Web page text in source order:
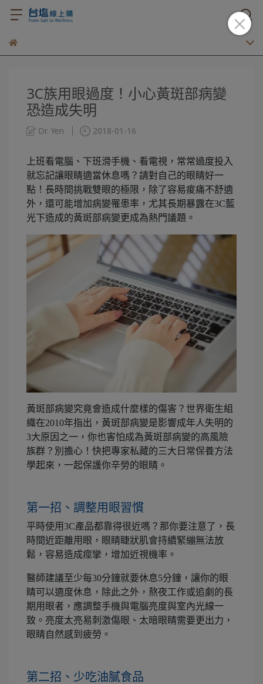
3C族用眼過度！小心黃斑部病變
恐造成失明
Dr. Yen 2018-01-16
上班看電腦、下班滑手機、看電視，常常過度投入
就忘記讓眼睛適當休息嗎？請對自己的眼睛好一
點！長時間挑戰雙眼的極限，除了容易痠痛不舒適
外，還可能增加病變罹患率，尤其長期暴露在3C藍
光下造成的黃斑部病變更成為熱門議題。
黃斑部病變究竟會造成什麼樣的傷害？世界衛生組
織在2010年指出，黃斑部病變是影響成年人失明的
3大原因之一，你也害怕成為黃斑部病變的高風險
族群？別擔心！快把專家私藏的三大日常保養方法
學起來，一起保護你辛勞的眼睛。
第一招、調整用眼習慣
平時使用3C產品都靠得很近嗎？那你要注意了，長
時間近距離用眼，眼睛睫狀肌會持續緊繃無法放
鬆，容易造成痙攣，增加近視機率。
醫師建議至少每30分鐘就要休息5分鐘，讓你的眼
睛可以適度休息，除此之外，熬夜工作或追劇的長
期用眼者，應調整手機與電腦亮度與室內光線一
致。亮度太亮易刺激傷眼、太暗眼睛需要更出力，
眼睛自然感到疲勞。
第二招、少吃油膩食品